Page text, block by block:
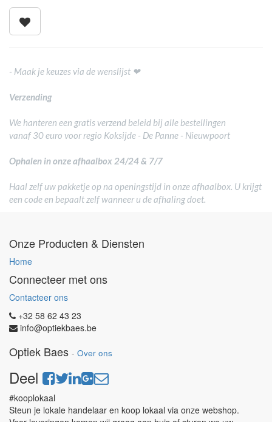
- Maak je keuzes via de wenslijst ❤
Verzending
We hanteren een gratis verzend beleid bij alle bestellingen
vanaf 30 euro voor regio Koksijde - De Panne - Nieuwpoort
Ophalen in onze afhaalbox 24/24 & 7/7
Haal zelf uw pakketje op na openingstijd in onze afhaalbox. U krijgt
een code en bepaalt zelf wanneer u de afhaling doet.
Onze Producten & Diensten
Home
Connecteer met ons
Contacteer ons
+32 58 62 43 23
info@optiekbaes.be
Optiek Baes - Over ons
Deel
#kooplokaal
Steun je lokale handelaar en koop lokaal via onze webshop.